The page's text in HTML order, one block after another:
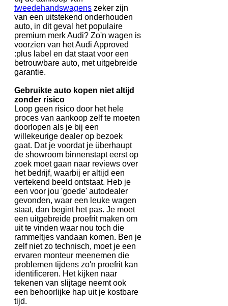
tweedehandswagens zeker zijn
van een uitstekend onderhouden
auto, in dit geval het populaire
premium merk Audi? Zo'n wagen is
voorzien van het Audi Approved
:plus label en dat staat voor een
betrouwbare auto, met uitgebreide
garantie.
Gebruikte auto kopen niet altijd
zonder risico
Loop geen risico door het hele
proces van aankoop zelf te moeten
doorlopen als je bij een
willekeurige dealer op bezoek
gaat. Dat je voordat je überhaupt
de showroom binnenstapt eerst op
zoek moet gaan naar reviews over
het bedrijf, waarbij er altijd een
vertekend beeld ontstaat. Heb je
een voor jou 'goede' autodealer
gevonden, waar een leuke wagen
staat, dan begint het pas. Je moet
een uitgebreide proefrit maken om
uit te vinden waar nou toch die
rammeltjes vandaan komen. Ben je
zelf niet zo technisch, moet je een
ervaren monteur meenemen die
problemen tijdens zo'n proefrit kan
identificeren. Het kijken naar
tekenen van slijtage neemt ook
een behoorlijke hap uit je kostbare
tijd.